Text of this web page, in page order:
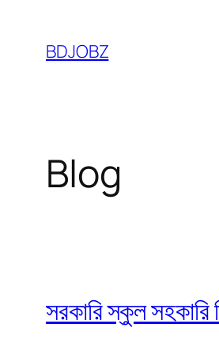
content
BDJOBZ
Blog
সরকারি স্কুল